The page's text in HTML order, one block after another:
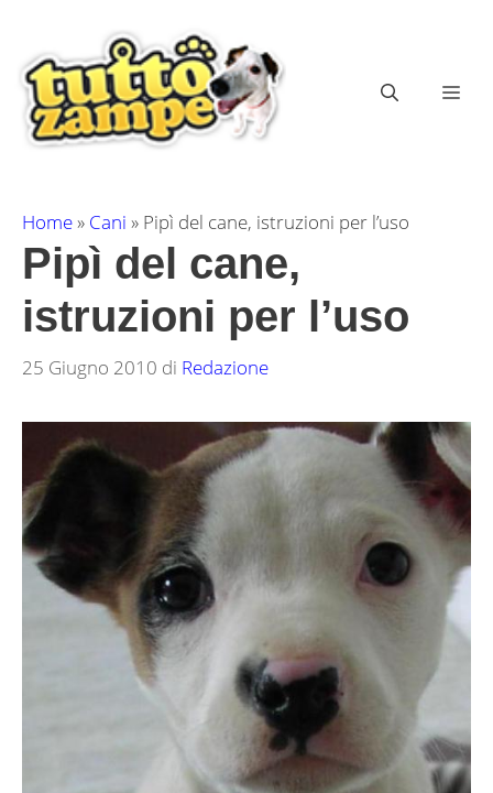
contenuto
Home» Cani » Pipì del cane, istruzioni per l’uso
Pipì del cane,
istruzioni per l’uso
25 Giugno 2010 di Redazione